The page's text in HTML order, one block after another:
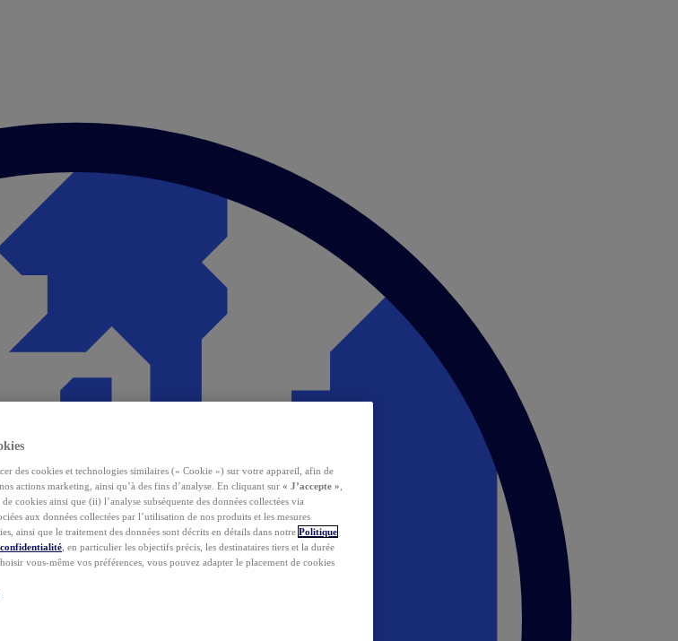
des cookies et technologies similaires (« Cookie ») sur votre appareil, afin de
actions marketing, ainsi qu’à des fins d’analyse. En cliquant sur « J’accepte »
cookies ainsi que (ii) l’analyse subséquente des données collectées via
aux données collectées par l’utilisation de nos produits et les mesures
ainsi que le traitement des données sont décrits en détails dans notre Politique
, en particulier les objectifs précis, les destinataires tiers et la durée
vous-même vos préférences, vous pouvez adapter le placement de cookies